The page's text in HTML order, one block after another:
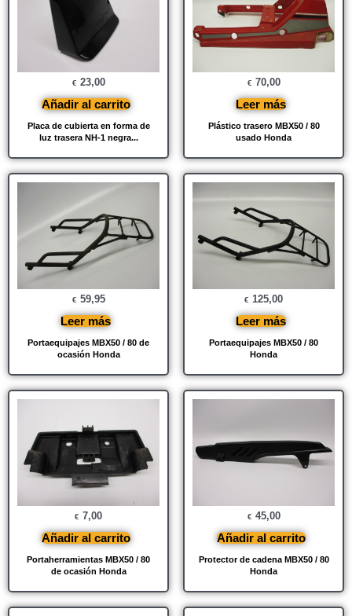
Placa de cubierta en forma de
luz trasera NH-1 negra...
€ 23,00
Añadir al carrito
Plástico trasero MBX50 / 80
usado Honda
€ 70,00
Leer más
Portaequipajes MBX50 / 80 de
ocasión Honda
€ 59,95
Leer más
Portaequipajes MBX50 / 80
Honda
€ 125,00
Leer más
Portaherramientas MBX50 / 80
de ocasión Honda
€ 7,00
Añadir al carrito
Protector de cadena MBX50 / 80
Honda
€ 45,00
Añadir al carrito